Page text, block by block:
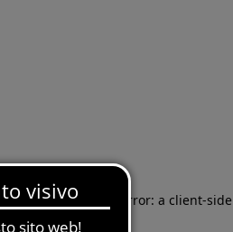
Application error: a client-